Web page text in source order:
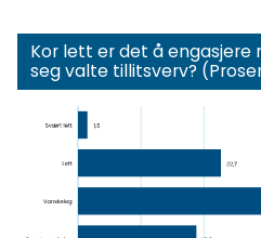
Kor lett er det å
seg valte tillitsverv?